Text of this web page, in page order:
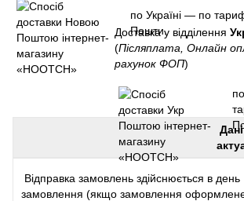
по Україні — по
Пошти.
Доставка у відділення
(Післяплата, Онлайн
рахунок ФОП)
Відправка замовлень здійснюється в день
замовлення (якщо замовлення